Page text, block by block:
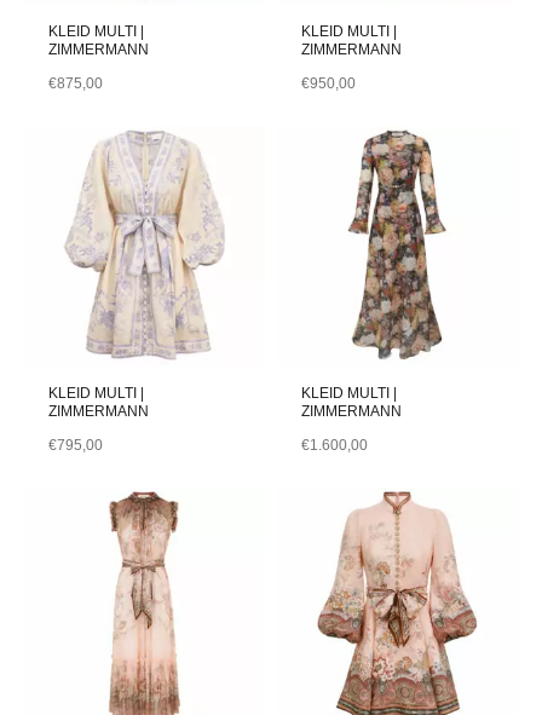
KLEID MULTI |
ZIMMERMANN
€875,00
KLEID MULTI |
ZIMMERMANN
€950,00
KLEID MULTI |
ZIMMERMANN
€795,00
KLEID MULTI |
ZIMMERMANN
€1.600,00